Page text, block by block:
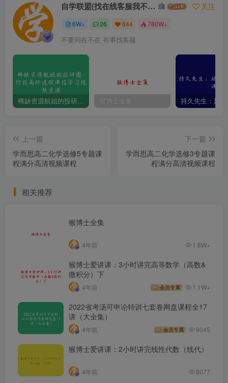
自学联盟(找在线客服我不回信息的) 关注
6W+ 26 644 780W+
不要问在不在 有事找客服
稀缺资源航姐的投研圈-价投高阶选股课程学习视频资源 猴博士全集
上一篇
学而思高二化学选修5专题课
程满分高清视频课程
下一篇
学而思高二化学选修3专题课
程满分高清视频课程
相关推荐
猴博士全集
4年前 1.8W+
猴博士爱讲课：3小时讲完高等数学（高数&
微积分）下
4年前 会员专属 1.1W+
2022省考汤可申论特训七套卷网盘课程全17
讲（大全集）
4年前 会员专属 9045
猴博士爱讲课：2小时讲完线性代数（线代）
4年前 8077